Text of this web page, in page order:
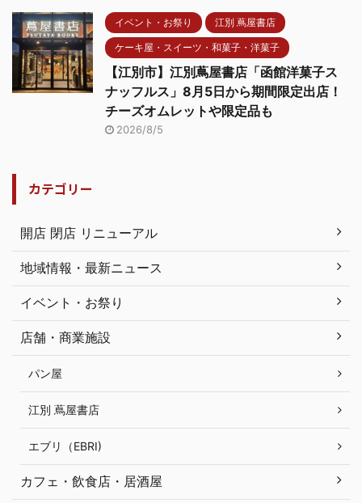
イベント・お祭り 江別 蔦屋書店
ケーキ屋・スイーツ・和菓子・洋菓子
【江別市】江別蔦屋書店「函館洋菓子ス
ナッフルス」8月5日から期間限定出店！
チーズオムレットや限定品も
2026/8/5
カテゴリー
開店 閉店 リニューアル
地域情報・最新ニュース
イベント・お祭り
店舗・商業施設
パン屋
江別 蔦屋書店
エブリ（EBRI)
カフェ・飲食店・居酒屋